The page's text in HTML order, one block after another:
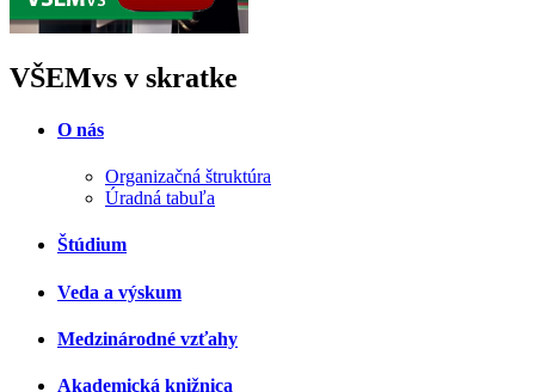
VŠEMvs v skratke
O nás
Organizačná štruktúra
Úradná tabuľa
Štúdium
Veda a výskum
Medzinárodné vzťahy
Akademická knižnica